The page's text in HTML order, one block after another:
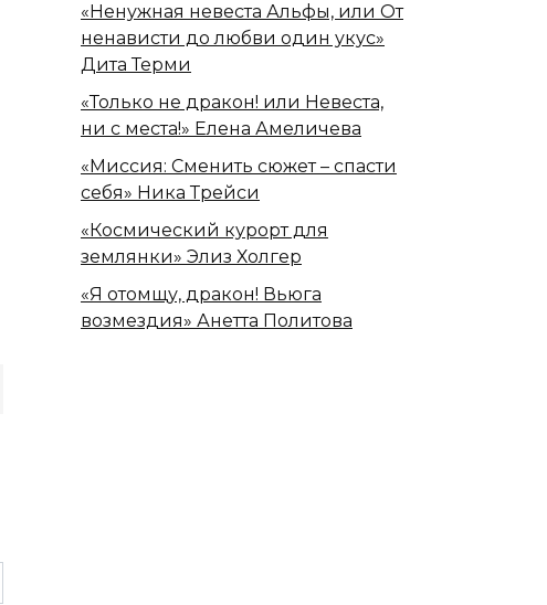
«Ненужная невеста Альфы, или От
ненависти до любви один укус»
Дита Терми
«Только не дракон! или Невеста,
ни с места!» Елена Амеличева
«Миссия: Сменить сюжет – спасти
себя» Ника Трейси
«Космический курорт для
землянки» Элиз Холгер
«Я отомщу, дракон! Вьюга
возмездия» Анетта Политова